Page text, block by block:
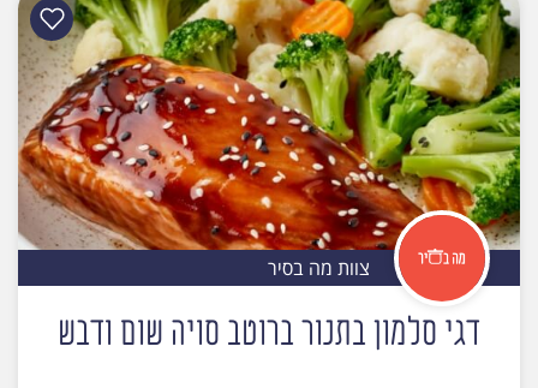
צוות מה בסיר
דגי סלמון בתנור ברוטב סויה שום ודבש